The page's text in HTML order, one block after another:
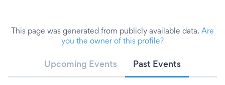
progetto musicale da lasciare la scuola per dedicarsi
quotidianamente alla musica. Durante le sue giornate
definisce un artista “stiloso, unico, black, variabile”. Si è
presentato ad “Amici” cantando l’inedito “Yellow” e la sua
This page was generated from publicly available data. Are
you the owner of this profile?
Upcoming Events Past Events